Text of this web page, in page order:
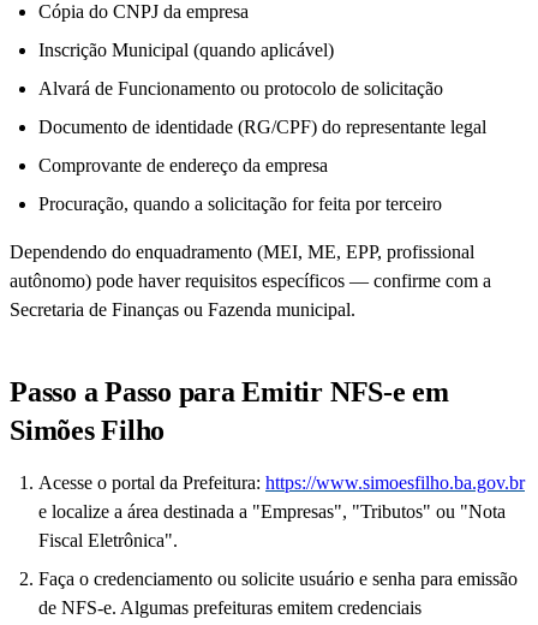
Cópia do CNPJ da empresa
Inscrição Municipal (quando aplicável)
Alvará de Funcionamento ou protocolo de solicitação
Documento de identidade (RG/CPF) do representante legal
Comprovante de endereço da empresa
Procuração, quando a solicitação for feita por terceiro
Dependendo do enquadramento (MEI, ME, EPP, profissional
autônomo) pode haver requisitos específicos — confirme com a
Secretaria de Finanças ou Fazenda municipal.
Passo a Passo para Emitir NFS-e em
Simões Filho
Acesse o portal da Prefeitura: https://www.simoesfilho.ba.gov.br
e localize a área destinada a "Empresas", "Tributos" ou "Nota
Fiscal Eletrônica".
Faça o credenciamento ou solicite usuário e senha para emissão
de NFS-e. Algumas prefeituras emitem credenciais